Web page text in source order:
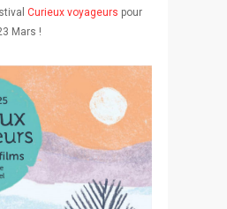
Curieux voyageurs pour
Mars !